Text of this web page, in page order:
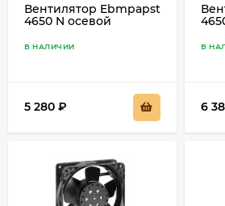
Вентилятор Ebmpapst
4650 N осевой
В НАЛИЧИИ
5 280
В
6